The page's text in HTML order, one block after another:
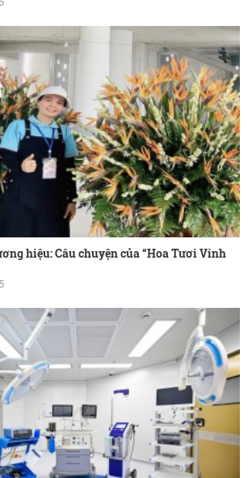
hiệu: Câu chuyện của “Hoa Tươi Vinh